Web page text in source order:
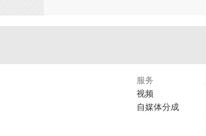
服务
视频
自媒体分成